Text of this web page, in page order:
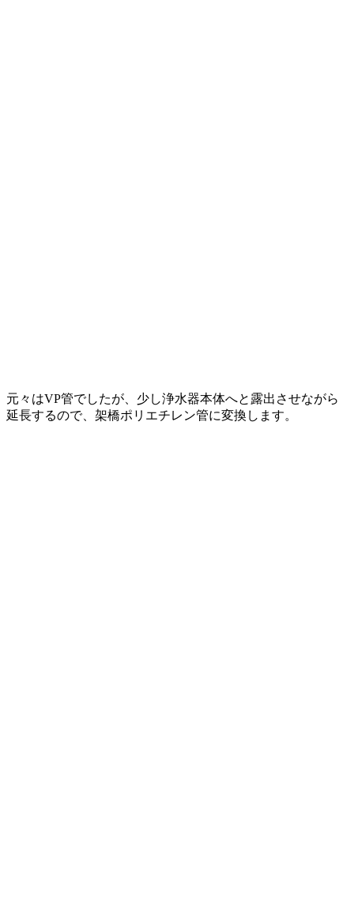
元々はVP管でしたが、少し浄水器本体へと露出させながら
延長するので、架橋ポリエチレン管に変換します。